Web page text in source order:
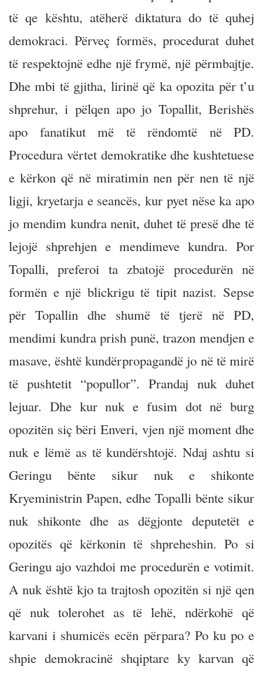
të qe kështu, atëherë diktatura do të quhej
demokraci. Përveç formës, procedurat duhet
të respektojnë edhe një frymë, një përmbajtje.
Dhe mbi të gjitha, lirinë që ka opozita për t’u
shprehur, i pëlqen apo jo Topallit, Berishës
apo fanatikut më të rëndomtë në PD.
Procedura vërtet demokratike dhe kushtetuese
e kërkon që në miratimin nen për nen të një
ligji, kryetarja e seancës, kur pyet nëse ka apo
jo mendim kundra nenit, duhet të presë dhe të
lejojë shprehjen e mendimeve kundra. Por
Topalli, preferoi ta zbatojë procedurën në
formën e një blickrigu të tipit nazist. Sepse
për Topallin dhe shumë të tjerë në PD,
mendimi kundra prish punë, trazon mendjen e
masave, është kundërpropagandë jo në të mirë
të pushtetit “popullor”. Prandaj nuk duhet
lejuar. Dhe kur nuk e fusim dot në burg
opozitën siç bëri Enveri, vjen një moment dhe
nuk e lëmë as të kundërshtojë. Ndaj ashtu si
Geringu bënte sikur nuk e shikonte
Kryeministrin Papen, edhe Topalli bënte sikur
nuk shikonte dhe as dëgjonte deputetët e
opozitës që kërkonin të shpreheshin. Po si
Geringu ajo vazhdoi me procedurën e votimit.
A nuk është kjo ta trajtosh opozitën si një qen
që nuk tolerohet as të lehë, ndërkohë që
karvani i shumicës ecën përpara? Po ku po e
shpie demokracinë shqiptare ky karvan që